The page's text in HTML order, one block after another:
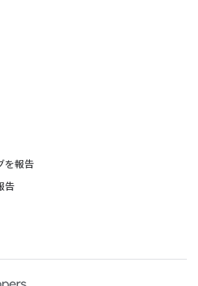
を報告
告